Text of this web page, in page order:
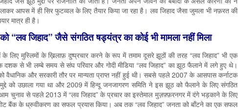
आपस में ही सिर फुटव्वल के लिए तैयार किया जा रहा है। लव जिहाद जैसा जुमला भी नफ़रत की
मात्र ही है।
“लव जिहाद” जैसे संगठित षड्यंत्र का कोई भी मामला नहीं मिला
के लिए मुस्लिमों के ख़िलाफ़ दुष्प्रचार करने के रूप में तमाम दूसरे झूठों की तरह “लव जिहाद” भी एक
से भी लम्बे समय से संघ परिवार और गोदी मीडिया “लव जिहाद” का झूठ फैलाने में लगे हुए थे।
और सरकारी तौर पर मान्यता प्राप्त नहीं हुई थी। सबसे पहले 2007 के आसपास कर्नाटक
को उछाला गया था और 2009 में हिन्दू जनजागरण समिति ने इस झूठ को फैलाने के लिए संगठित
चुनाव से पहले 2013 में “लव जिहाद” के प्रचार का इस्तेमाल मुज़फ़्फ़रनगर में दंगे भड़काने के लिए
बैंक के ध्रुवीकरण का सफल प्रयास किया। अब तक “लव जिहाद” जनता को बाँटने का एक सफल